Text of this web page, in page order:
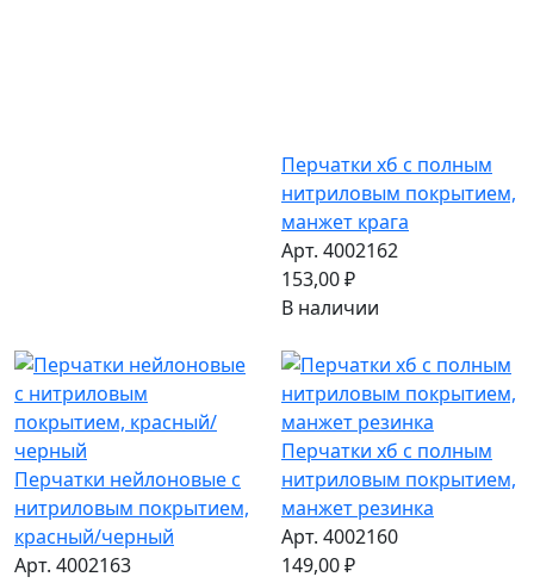
Перчатки хб с полным
нитриловым покрытием,
манжет крага
Арт. 4002162
153,00 ₽
В наличии
Перчатки нейлоновые с
нитриловым покрытием,
красный/черный
Арт. 4002163
Перчатки хб с полным
нитриловым покрытием,
манжет резинка
Арт. 4002160
149,00 ₽